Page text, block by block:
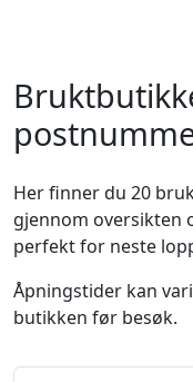
Her finner du 20
gjennom oversikten
perfekt for neste
Åpningstider kan
butikken før besøk.